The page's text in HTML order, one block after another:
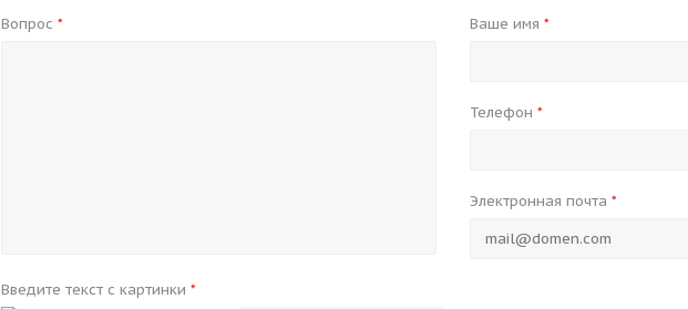
Вопрос* Ваше имя *
Телефон *
Электронная почта *
Введите текст с картинки*